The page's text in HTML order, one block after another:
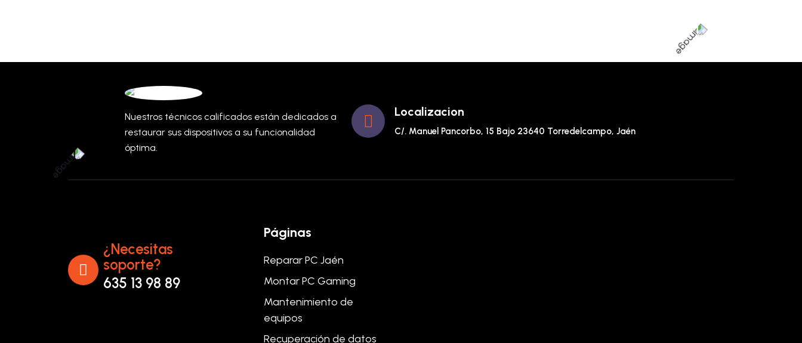
Nuestros técnicos calificados están dedicados a
restaurar sus dispositivos a su funcionalidad
óptima.
Localizacion
C/. Manuel Pancorbo, 15 Bajo 23640 Torredelcampo, Jaén
¿Necesitas
soporte?
635 13 98 89
Páginas
Reparar PC Jaén
Montar PC Gaming
Mantenimiento de
equipos
Recuperación de datos